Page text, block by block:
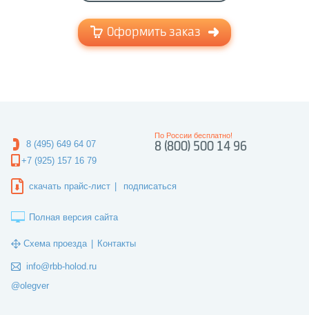
Оформить заказ
8 (495) 649 64 07
+7 (925) 157 16 79
8 (800) 500 14 96
По России бесплатно!
скачать прайс-лист подписаться
Полная версия сайта
Схема проезда Контакты
info@rbb-holod.ru
@olegver